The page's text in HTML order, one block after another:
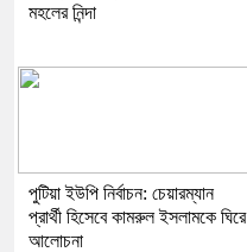
মহলের নিন্দা
পুটিয়া ইউপি নির্বাচন: চেয়ারম্যান
প্রার্থী হিসেবে কামরুল ইসলামকে ঘিরে
আলোচনা